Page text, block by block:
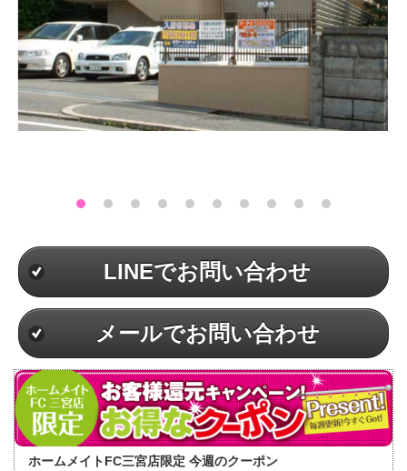
LINEでお問い合わせ
メールでお問い合わせ
ホームメイトFC三宮店限定 今週のクーポン